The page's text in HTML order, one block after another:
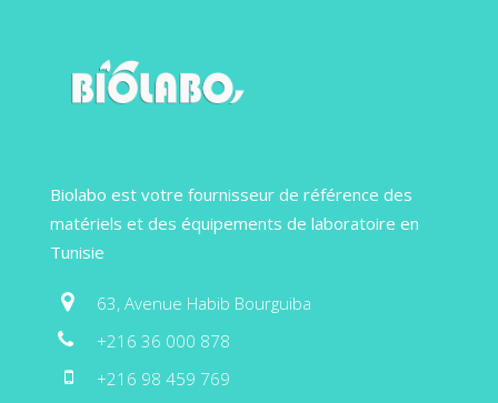
Biolabo est votre fournisseur de référence des
matériels et des équipements de laboratoire en
Tunisie
63, Avenue Habib Bourguiba
+216 36 000 878
+216 98 459 769